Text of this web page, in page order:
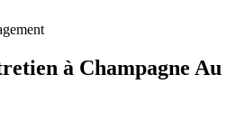
à Champagne Au